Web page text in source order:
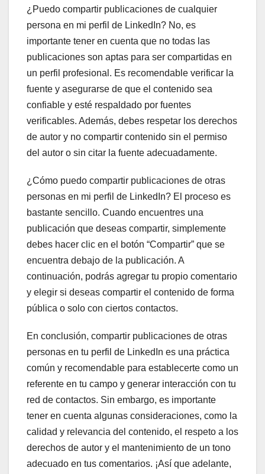
¿Puedo compartir publicaciones de cualquier
persona en mi perfil de LinkedIn? No, es
importante tener en cuenta que no todas las
publicaciones son aptas para ser compartidas en
un perfil profesional. Es recomendable verificar la
fuente y asegurarse de que el contenido sea
confiable y esté respaldado por fuentes
verificables. Además, debes respetar los derechos
de autor y no compartir contenido sin el permiso
del autor o sin citar la fuente adecuadamente.
¿Cómo puedo compartir publicaciones de otras
personas en mi perfil de LinkedIn? El proceso es
bastante sencillo. Cuando encuentres una
publicación que deseas compartir, simplemente
debes hacer clic en el botón “Compartir” que se
encuentra debajo de la publicación. A
continuación, podrás agregar tu propio comentario
y elegir si deseas compartir el contenido de forma
pública o solo con ciertos contactos.
En conclusión, compartir publicaciones de otras
personas en tu perfil de LinkedIn es una práctica
común y recomendable para establecerte como un
referente en tu campo y generar interacción con tu
red de contactos. Sin embargo, es importante
tener en cuenta algunas consideraciones, como la
calidad y relevancia del contenido, el respeto a los
derechos de autor y el mantenimiento de un tono
adecuado en tus comentarios. ¡Así que adelante,